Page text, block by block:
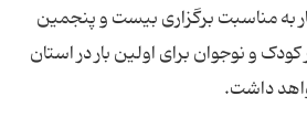
به مناسبت برگزاری بیست و پنجمین
و نوجوان برای اولین بار در استان
داشت.